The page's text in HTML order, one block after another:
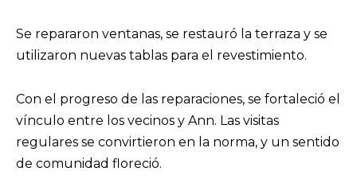
Se repararon ventanas, se restauró la terraza y se
utilizaron nuevas tablas para el revestimiento.
Con el progreso de las reparaciones, se fortaleció el
vínculo entre los vecinos y Ann. Las visitas
regulares se convirtieron en la norma, y un sentido
de comunidad floreció.